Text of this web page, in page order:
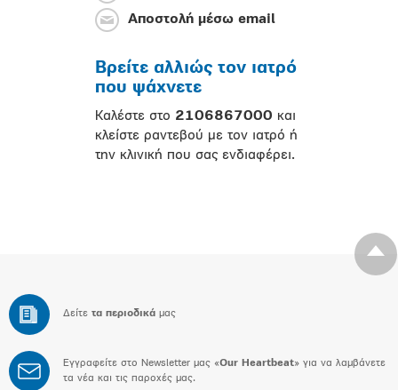
Αποστολή μέσω email
Βρείτε αλλιώς τον ιατρό
που ψάχνετε
Καλέστε στο 2106867000 και
κλείστε ραντεβού με τον ιατρό ή
την κλινική που σας ενδιαφέρει.
Δείτε τα περιοδικά μας
Εγγραφείτε στο Newsletter μας «Our Heartbeat» για να λαμβάνετε
τα νέα και τις παροχές μας.